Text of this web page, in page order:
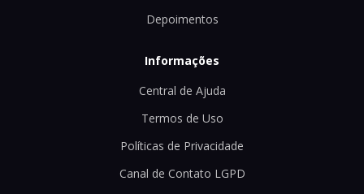
Depoimentos
Informações
Central de Ajuda
Termos de Uso
Políticas de Privacidade
Canal de Contato LGPD